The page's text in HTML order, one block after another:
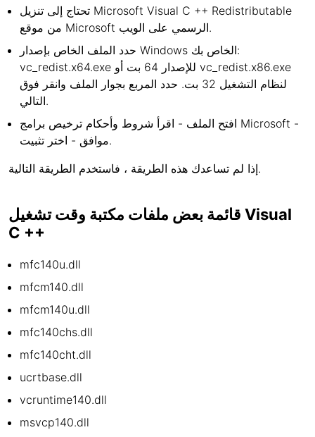
تحتاج إلى تنزيل Microsoft Visual C ++ Redistributable
من موقع Microsoft الرسمي على الويب.
حدد الملف الخاص بإصدار Windows الخاص بك:
vc_redist.x64.exe للإصدار 64 بت أو vc_redist.x86.exe
لنظام التشغيل 32 بت. حدد المربع بجوار الملف وانقر فوق
التالي.
افتح الملف - اقرأ شروط وأحكام ترخيص برامج Microsoft -
موافق - اختر تثبيت.
إذا لم تساعدك هذه الطريقة ، فاستخدم الطريقة التالية.
قائمة بعض ملفات مكتبة وقت تشغيل Visual
C ++
mfc140u.dll
mfcm140.dll
mfcm140u.dll
mfc140chs.dll
mfc140cht.dll
ucrtbase.dll
vcruntime140.dll
msvcp140.dll